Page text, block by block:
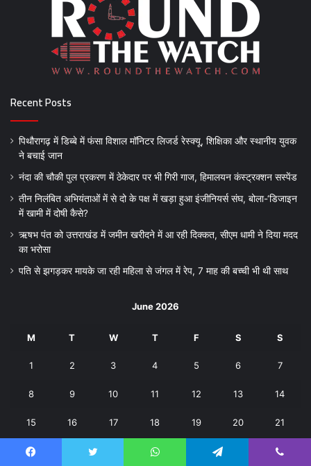
Recent Posts
पिथौरागढ़ में डिब्बे में फंसा विशाल मॉनिटर लिजर्ड रेस्क्यू, शिक्षिका और स्थानीय युवक
ने बचाई जान
नंदा की चौकी पुल प्रकरण में ठेकेदार पर भी गिरी गाज, हिमालयन कंस्ट्रक्शन सस्पेंड
तीन निलंबित अभियंताओं में से दो के पक्ष में खड़ा हुआ इंजीनियर्स संघ, बोला-‘डिजाइन
में खामी में दोषी कैसे?
ऋषभ पंत को उत्तराखंड में जमीन खरीदने में आ रही दिक्कत, सीएम धामी ने दिया मदद
का भरोसा
पति से झगड़कर मायके जा रही महिला से जंगल में रेप, 7 माह की बच्ची भी थी साथ
June 2026
M T W T F S S
1 2 3 4 5 6 7
8 9 10 11 12 13 14
15 16 17 18 19 20 21
22 25
28